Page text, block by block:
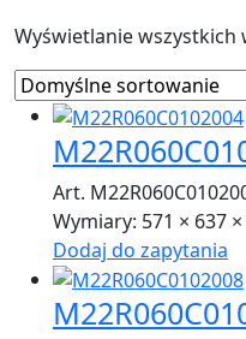
Wyświetlanie wszystkich
Art.
Wymiary: 571 × 637
Dodaj do zapytania